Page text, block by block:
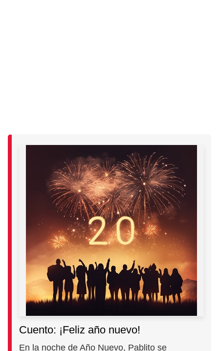
Cuento: ¡Feliz año nuevo!
En la noche de Año Nuevo, Pablito se